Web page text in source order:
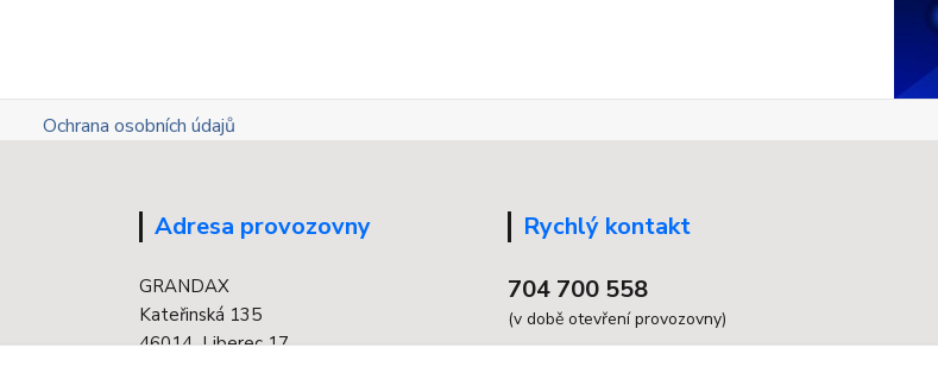
Ochrana osobních údajů
Adresa provozovny
GRANDAX
Kateřinská 135
46014 Liberec 17
Rychlý kontakt
704 700 558
(v době otevření provozovny)